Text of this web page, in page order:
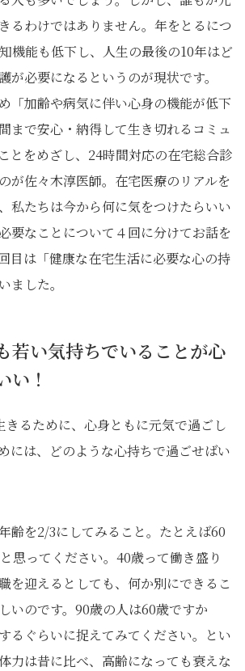
るわけではありません。年をとるにつ
機能も低下し、人生の最後の10年はど
が必要になるというのが現状です。
「加齢や病気に伴い心身の機能が低下
まで安心・納得して生き切れるコミュ
とをめざし、24時間対応の在宅総合診
が佐々木淳医師。在宅医療のリアルを
私たちは今から何に気をつけたらいい
要なことについて４回に分けてお話を
目は「健康な在宅生活に必要な心の持
ました。
若い気持ちでいることが心
い！
きるために、心身ともに元気で過ごし
には、どのような心持ちで過ごせばい
齢を2/3にしてみること。たとえば60
思ってください。40歳って働き盛り
を迎えるとしても、何か別にできるこ
いのです。90歳の人は60歳ですか
るぐらいに捉えてみてください。とい
力は昔に比べ、高齢になっても衰えな